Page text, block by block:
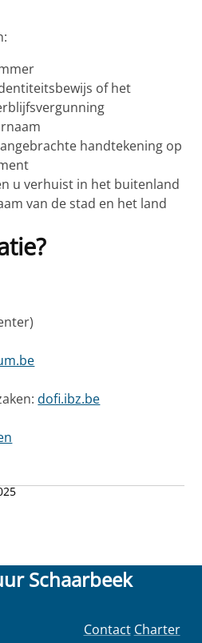
of het
handtekening op
u verhuist in het buitenland
van de stad en het land
dofi.ibz.be
Schaarbeek
Contact Charter